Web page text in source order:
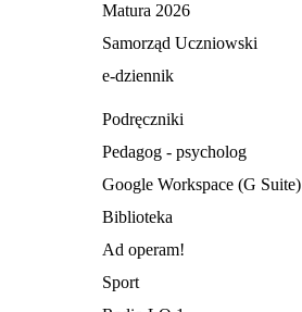
Matura 2026
Samorząd Uczniowski
e-dziennik
Podręczniki
Pedagog - psycholog
Google Workspace (G Suite)
Biblioteka
Ad operam!
Sport